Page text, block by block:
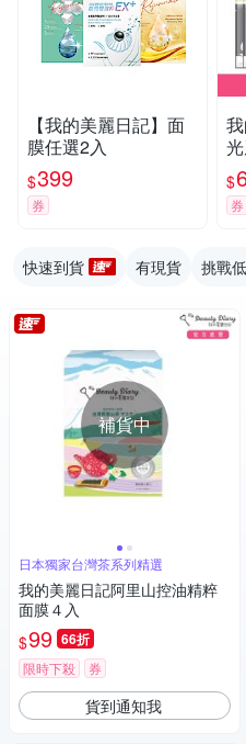
【我的美麗日記】面
膜任選2入
$399
券
組
$
券
快速到貨 有現貨 挑戰
補貨中
日本獨家台灣茶系列精選
我的美麗日記阿里山控油精粹
面膜４入
$99 66折
限時下殺 券
貨到通知我